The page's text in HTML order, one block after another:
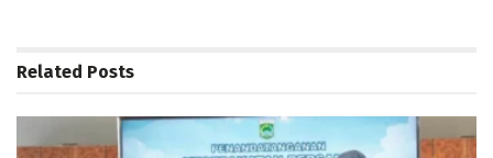
Related Posts